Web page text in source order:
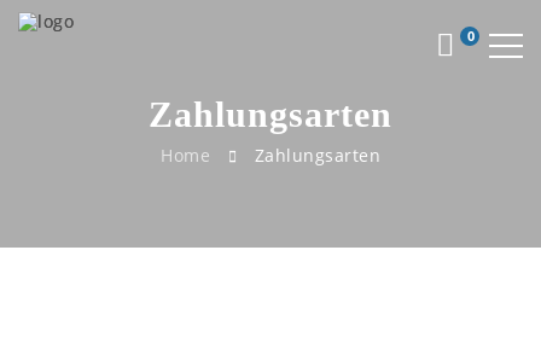
0
Zahlungsarten
Home Zahlungsarten